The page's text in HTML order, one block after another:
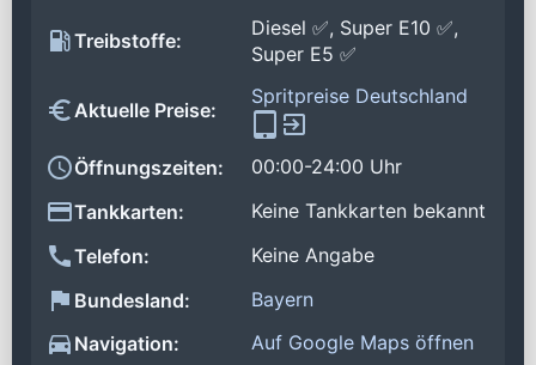
Treibstoffe:
Diesel ✅, Super E10 ✅,
Super E5 ✅
Aktuelle Preise:
Spritpreise Deutschland
Öffnungszeiten:
00:00-24:00 Uhr
Tankkarten:
Keine Tankkarten bekannt
Telefon:
Keine Angabe
Bundesland:
Bayern
Navigation:
Auf Google Maps öffnen